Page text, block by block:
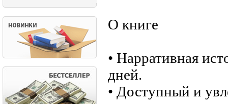
О книге
• Нарративная
дней.
• Доступный и